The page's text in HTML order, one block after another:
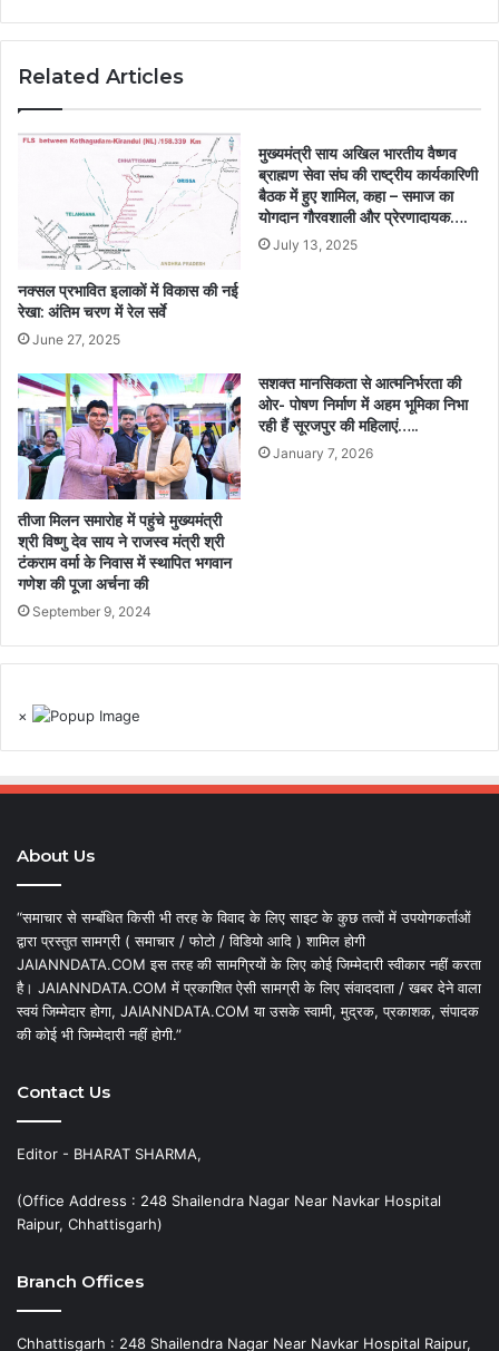
Related Articles
नक्सल प्रभावित इलाकों में विकास की नई
रेखा: अंतिम चरण में रेल सर्वे
June 27, 2025
मुख्यमंत्री साय अखिल भारतीय वैष्णव
ब्राह्मण सेवा संघ की राष्ट्रीय कार्यकारिणी
बैठक में हुए शामिल, कहा – समाज का
योगदान गौरवशाली और प्रेरणादायक….
July 13, 2025
तीजा मिलन समारोह में पहुंचे मुख्यमंत्री
श्री विष्णु देव साय ने राजस्व मंत्री श्री
टंकराम वर्मा के निवास में स्थापित भगवान
गणेश की पूजा अर्चना की
September 9, 2024
सशक्त मानसिकता से आत्मनिर्भरता की
ओर- पोषण निर्माण में अहम भूमिका निभा
रही हैं सूरजपुर की महिलाएं…..
January 7, 2026
×
About Us
“समाचार से सम्बंधित किसी भी तरह के विवाद के लिए साइट के कुछ तत्वों में उपयोगकर्ताओं
द्वारा प्रस्तुत सामग्री ( समाचार / फोटो / विडियो आदि ) शामिल होगी
JAIANNDATA.COM इस तरह की सामग्रियों के लिए कोई जिम्मेदारी स्वीकार नहीं करता
है। JAIANNDATA.COM में प्रकाशित ऐसी सामग्री के लिए संवाददाता / खबर देने वाला
स्वयं जिम्मेदार होगा, JAIANNDATA.COM या उसके स्वामी, मुद्रक, प्रकाशक, संपादक
की कोई भी जिम्मेदारी नहीं होगी.”
Contact Us
Editor - BHARAT SHARMA,
(Office Address : 248 Shailendra Nagar Near Navkar Hospital
Raipur, Chhattisgarh)
Branch Offices
Chhattisgarh : 248 Shailendra Nagar Near Navkar Hospital Raipur,